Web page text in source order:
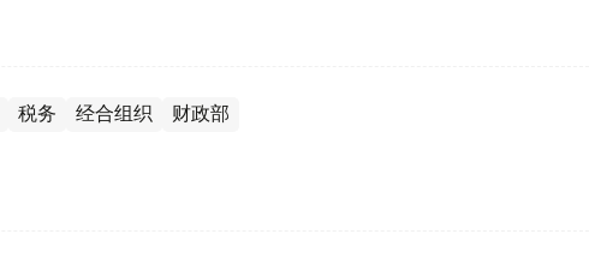
税务 经合组织 财政部